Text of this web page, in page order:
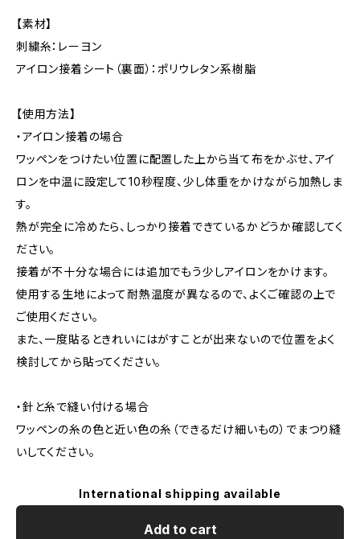
【素材】
刺繍糸：レーヨン
アイロン接着シート（裏面）：ポリウレタン系樹脂
【使用方法】
・アイロン接着の場合
ワッペンをつけたい位置に配置した上から当て布をかぶせ、アイ
ロンを中温に設定して10秒程度、少し体重をかけながら加熱しま
す。
熱が完全に冷めたら、しっかり接着できているかどうか確認してく
ださい。
接着が不十分な場合には追加でもう少しアイロンをかけます。
使用する生地によって耐熱温度が異なるので、よくご確認の上で
ご使用ください。
また、一度貼るときれいにはがすことが出来ないので位置をよく
検討してから貼ってください。
・針と糸で縫い付ける場合
ワッペンの糸の色と近い色の糸（できるだけ細いもの）でまつり縫
いしてください。
International shipping available
Add to cart